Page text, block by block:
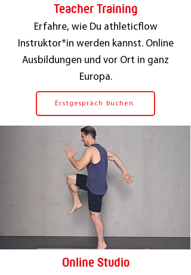
Teacher Training
Erfahre, wie Du athleticflow
Instruktor*in werden kannst. Online
Ausbildungen und vor Ort in ganz
Europa.
Erstgespräch buchen
Online Studio